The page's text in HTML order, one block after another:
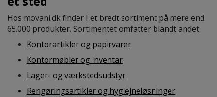
Hos movani.dk finder I et bredt sortiment på mere end
65.000 produkter. Sortimentet omfatter blandt andet:
Kontorartikler og papirvarer
Kontormøbler og inventar
Lager- og værkstedsudstyr
Rengøringsartikler og hygiejneløsninger